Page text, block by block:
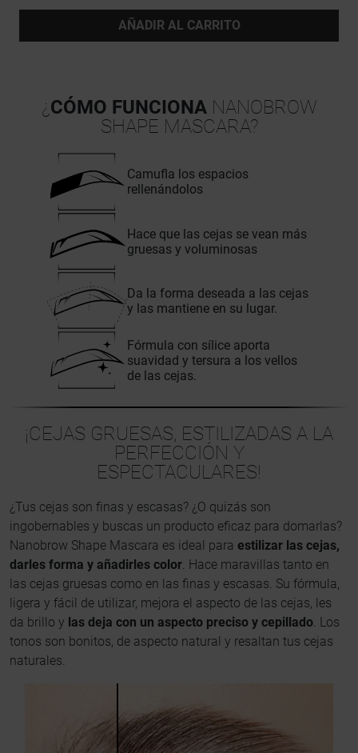
AÑADIR AL CARRITO
¿ CÓMO FUNCIONA NANOBROW
SHAPE MASCARA?
Camufla los espacios
rellenándolos
Hace que las cejas se vean más
gruesas y voluminosas
Da la forma deseada a las cejas
y las mantiene en su lugar.
Fórmula con sílice aporta
suavidad y tersura a los vellos
de las cejas.
¡CEJAS GRUESAS, ESTILIZADAS A LA
PERFECCIÓN Y
ESPECTACULARES!
¿Tus cejas son finas y escasas? ¿O quizás son
ingobernables y buscas un producto eficaz para domarlas?
Nanobrow Shape Mascara es ideal para estilizar las cejas,
darles forma y añadirles color . Hace maravillas tanto en
las cejas gruesas como en las finas y escasas. Su fórmula,
ligera y fácil de utilizar, mejora el aspecto de las cejas, les
da brillo y las deja con un aspecto preciso y cepillado . Los
tonos son bonitos, de aspecto natural y resaltan tus cejas
naturales.